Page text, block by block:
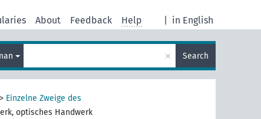
in English
About Feedback Help
× Search
> Einzelne Zweige des
optisches Handwerk